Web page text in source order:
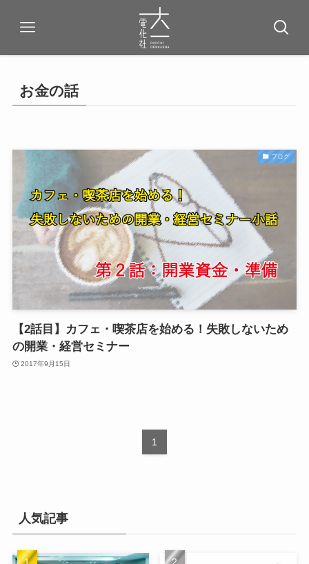
お金の話
ブログ
【2話目】カフェ・喫茶店を始める！失敗しないため
の開業・経営セミナー
2017年9月15日
1
人気記事